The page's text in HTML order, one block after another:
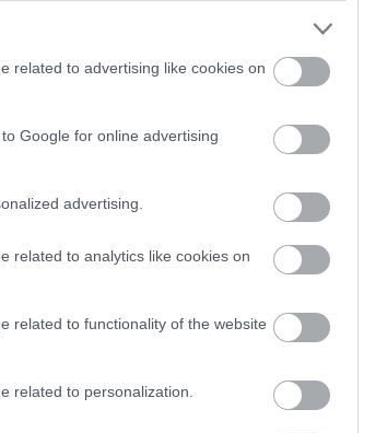
related to advertising like cookies on
Google for online advertising
advertising.
related to analytics like cookies on
related to functionality of the website
related to personalization.
van, és a felület sem hideg,
A sötétség olyan
tartott növényt inkább
növényünket,